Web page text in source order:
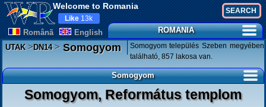
Welcome to Romania
Românã English
Like 13k
ROMANIA
UTAK>DN14>Somogyom
Somogyom település Szeben megyében
található, 857 lakosa van.
Somogyom
Somogyom, Református templom